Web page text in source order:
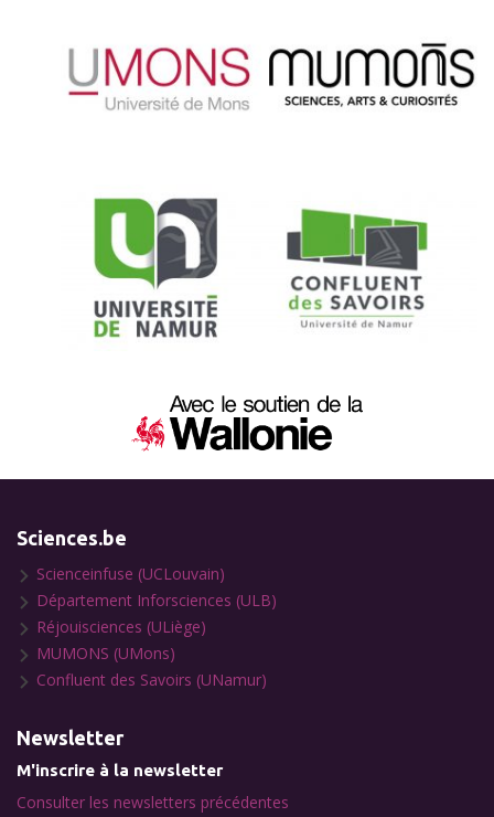
Sciences.be
Scienceinfuse (UCLouvain)
Département Inforsciences (ULB)
Réjouisciences (ULiège)
MUMONS (UMons)
Confluent des Savoirs (UNamur)
Newsletter
M'inscrire à la newsletter
Consulter les newsletters précédentes